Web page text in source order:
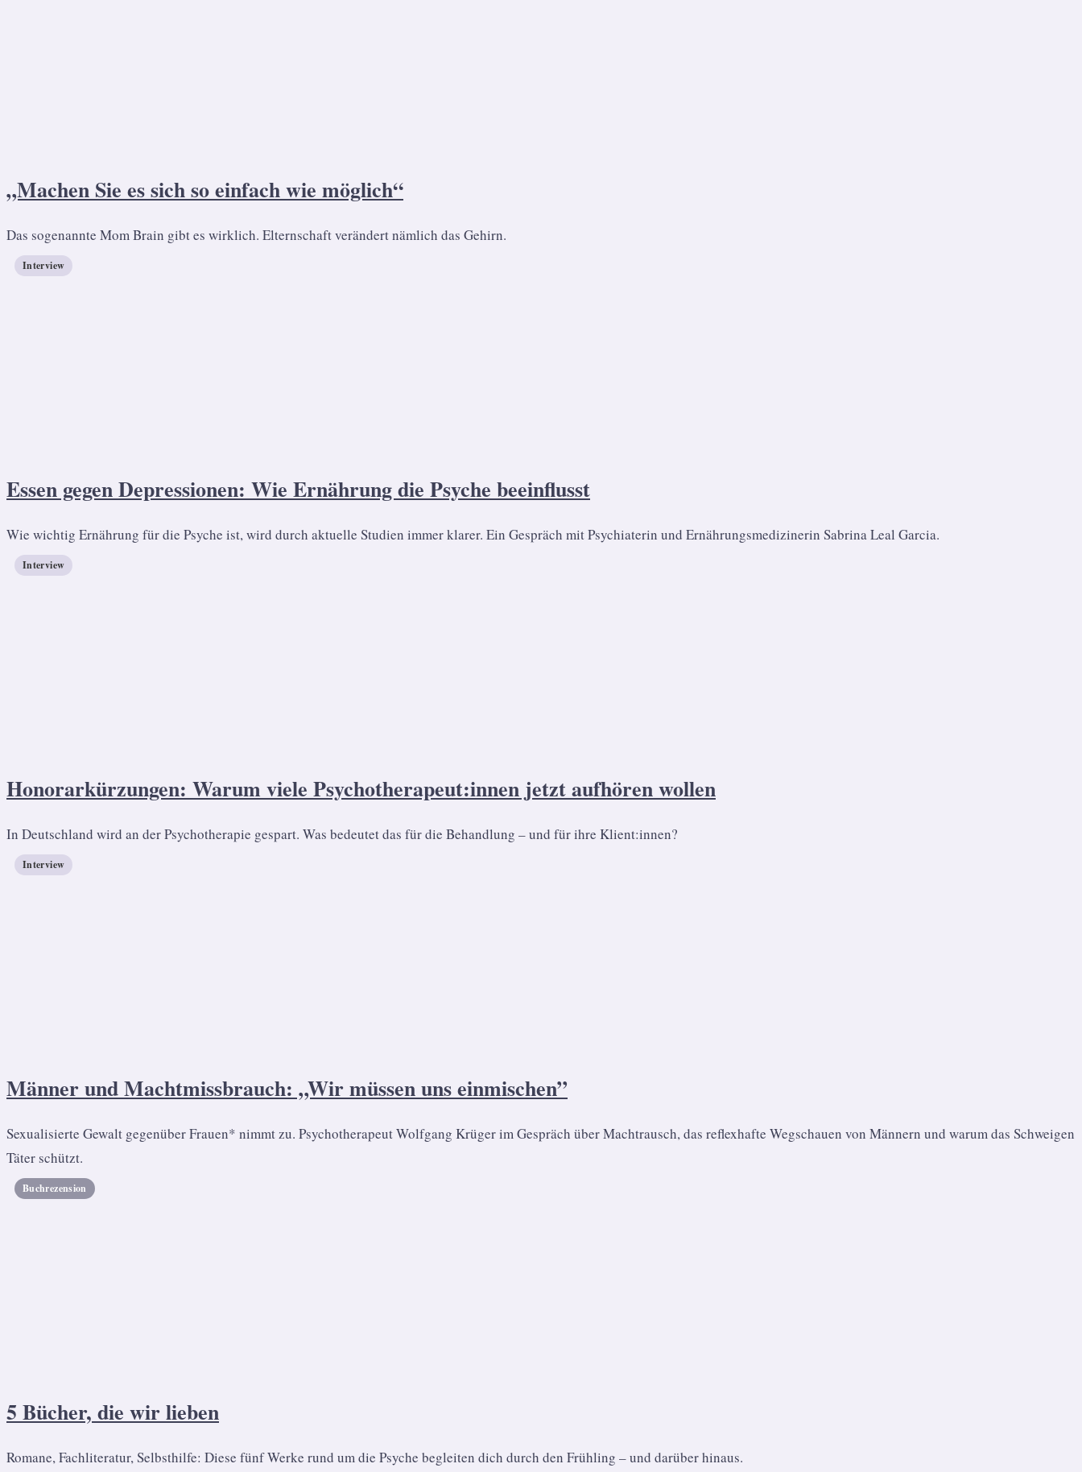
„Machen Sie es sich so einfach wie möglich“
Das sogenannte Mom Brain gibt es wirklich. Elternschaft verändert nämlich das Gehirn.
Interview
Essen gegen Depressionen: Wie Ernährung die Psyche beeinflusst
Wie wichtig Ernährung für die Psyche ist, wird durch aktuelle Studien immer klarer. Ein Gespräch mit Psychiaterin und Ernährungsmedizinerin Sabrina Leal Garcia.
Interview
Honorarkürzungen: Warum viele Psychotherapeut:innen jetzt aufhören wollen
In Deutschland wird an der Psychotherapie gespart. Was bedeutet das für die Behandlung – und für ihre Klient:innen?
Interview
Männer und Machtmissbrauch: „Wir müssen uns einmischen”
Sexualisierte Gewalt gegenüber Frauen* nimmt zu. Psychotherapeut Wolfgang Krüger im Gespräch über Machtrausch, das reflexhafte Wegschauen von Männern und warum das Schweigen
Täter schützt.
Buchrezension
5 Bücher, die wir lieben
Romane, Fachliteratur, Selbsthilfe: Diese fünf Werke rund um die Psyche begleiten dich durch den Frühling – und darüber hinaus.